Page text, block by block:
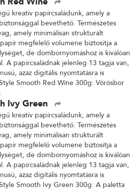
kreatív papírcsaládunk, amely a
bevethető. Természetes
amely minimálisan strukturált
megfelelő volumene biztosítja a
de dombornyomáshoz is kiválóan
A papírcsaládnak jelenleg 13 tagja van,
azaz digitális nyomtatásra is
Smooth Red Wine 300g: Vörösbor
Ivy Green
kreatív papírcsaládunk, amely a
bevethető. Természetes
amely minimálisan strukturált
megfelelő volumene biztosítja a
de dombornyomáshoz is kiválóan
A papírcsaládnak jelenleg 13 tagja van,
azaz digitális nyomtatásra is
Smooth Ivy Green 300g: A paletta